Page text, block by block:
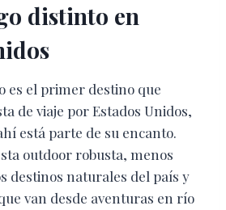
distinto en
es el primer destino que
de viaje por Estados Unidos,
está parte de su encanto.
outdoor robusta, menos
destinos naturales del país y
van desde aventuras en río